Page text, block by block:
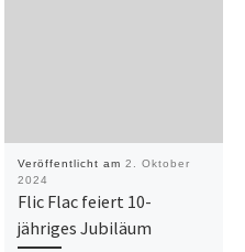
Veröffentlicht am 2. Oktober
2024
Flic Flac feiert 10-
jähriges Jubiläum